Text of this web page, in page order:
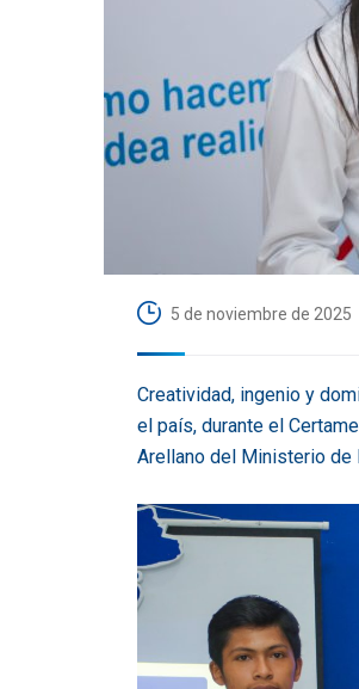
5 de noviembre de 2025
Creatividad, ingenio y
el país, durante el
Arellano del Ministerio de